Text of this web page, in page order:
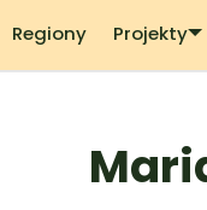
Regiony Projekty